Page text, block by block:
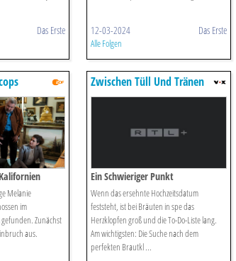
Das Erste 12-03-2024 Das Erste
Alle Folgen
Melanie
im
Zunächst
aus.
Zwischen Tüll Und Tränen
Ein Schwieriger Punkt
Wenn das ersehnte Hochzeitsdatum
feststeht, ist bei Bräuten in spe das
Herzklopfen groß und die To-Do-Liste lang.
Am wichtigsten: Die Suche nach dem
perfekten Brautkl ...